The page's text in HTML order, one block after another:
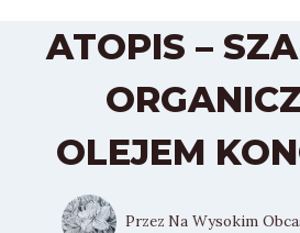
ATOPIS –
OLEJEM
Przez Na Wysokim